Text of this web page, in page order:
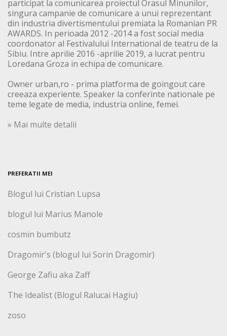
participat la comunicarea proiectul Orasul Minunilor,
singura campanie de comunicare a unui reprezentant
din industria divertismentului premiata la Romanian PR
AWARDS. In perioada 2012 -2014 a fost social media
coordonator al Festivalului International de teatru de la
Sibiu. Intre aprilie 2016 -aprilie 2019, a lucrat pentru
Loredana Groza in echipa de comunicare.
Owner urban,ro - prima platforma de goingout care
creeaza experiente. Speaker la conferinte nationale pe
teme legate de media, industria online, femei.
» Mai multe detalii
PREFERATII MEI
Blogul lui Cristian Lupsa
blogul lui Marius Manole
cosmin bumbutz
Dragomir's (blogul lui Sorin Dragomir)
George Zafiu aka Zaff
The Idealist (Blogul Ralucai Hagiu)
zoso